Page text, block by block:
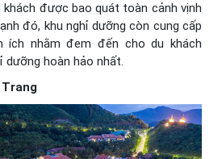
khách được bao quát toàn cảnh vịnh
đó, khu nghỉ dưỡng còn cung cấp
ích nhằm đem đến cho du khách
dưỡng hoàn hảo nhất.